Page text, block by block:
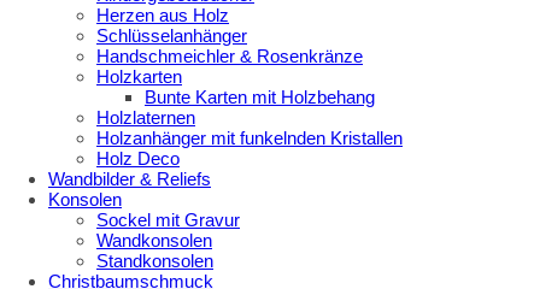
Herzen aus Holz
Schlüsselanhänger
Handschmeichler & Rosenkränze
Holzkarten
Bunte Karten mit Holzbehang
Holzlaternen
Holzanhänger mit funkelnden Kristallen
Holz Deco
Wandbilder & Reliefs
Konsolen
Sockel mit Gravur
Wandkonsolen
Standkonsolen
Christbaumschmuck